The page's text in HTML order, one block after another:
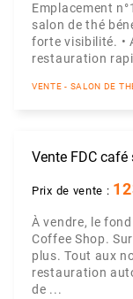
Emplacement
salon de thé
forte visibilité. •
restauration
VENTE - SALON DE
Vente FDC café
Prix de vente :
À vendre, le
Coffee Shop.
plus. Tout aux
restauration
de ...